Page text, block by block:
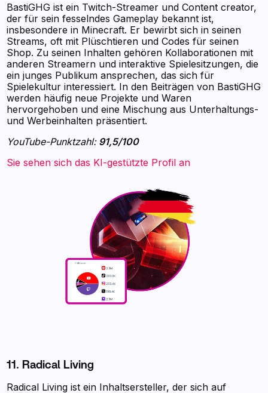
BastiGHG ist ein Twitch-Streamer und Content creator,
der für sein fesselndes Gameplay bekannt ist,
insbesondere in Minecraft. Er bewirbt sich in seinen
Streams, oft mit Plüschtieren und Codes für seinen
Shop. Zu seinen Inhalten gehören Kollaborationen mit
anderen Streamern und interaktive Spielesitzungen, die
ein junges Publikum ansprechen, das sich für
Spielekultur interessiert. In den Beiträgen von BastiGHG
werden häufig neue Projekte und Waren
hervorgehoben und eine Mischung aus Unterhaltungs-
und Werbeinhalten präsentiert.
YouTube-Punktzahl:91,5/100
Sie sehen sich das KI-gestützte Profil an
11. Radical Living
Radical Living ist ein Inhaltsersteller, der sich auf